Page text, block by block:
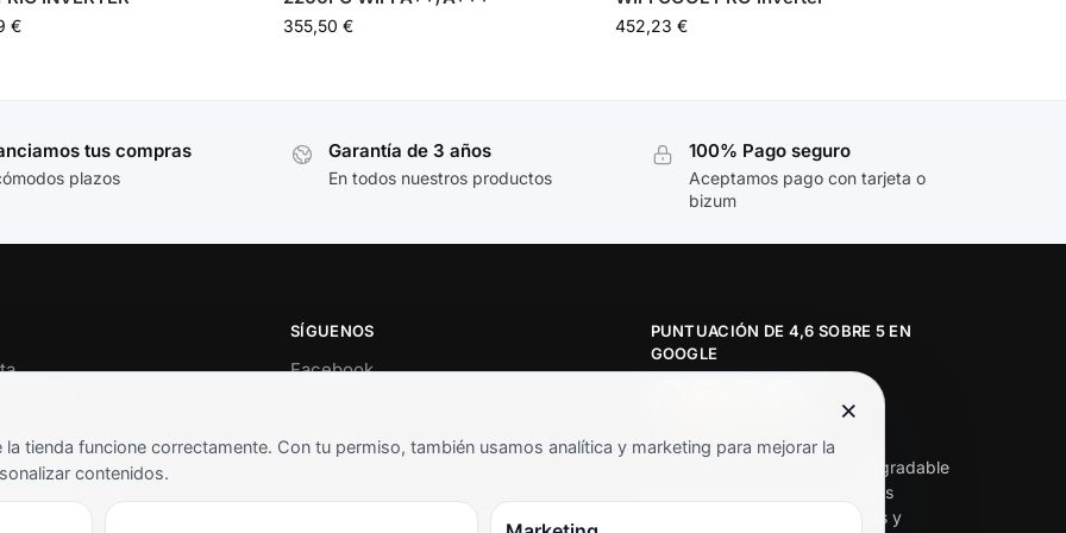
€ 355,50€ 452,23€
tus compras
plazos
Garantía de 3 años
En todos nuestros productos
100% Pago seguro
Aceptamos pago con tarjeta o
bizum
cliente
y condiciones
frecuentes
SÍGUENOS
Facebook
PUNTUACIÓN DE 4,6 SOBRE 5 EN
GOOGLE
★★★★★
«Servicio de calidad y trato agradable
con precios excelentes. Hemos
comprado en varias ocasiones y
×
tienda funcione correctamente. Con tu permiso, también usamos analítica y marketing para mejorar la
contenidos.